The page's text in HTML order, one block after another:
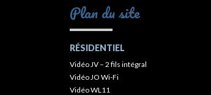
Plan du site
RÉSIDENTIEL
Vidéo JV – 2 fils intégral
Vidéo JO Wi-Fi
Vidéo WL11